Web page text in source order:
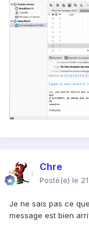
Chre
Posté(e) le
Je ne sais pas ce
message est bien